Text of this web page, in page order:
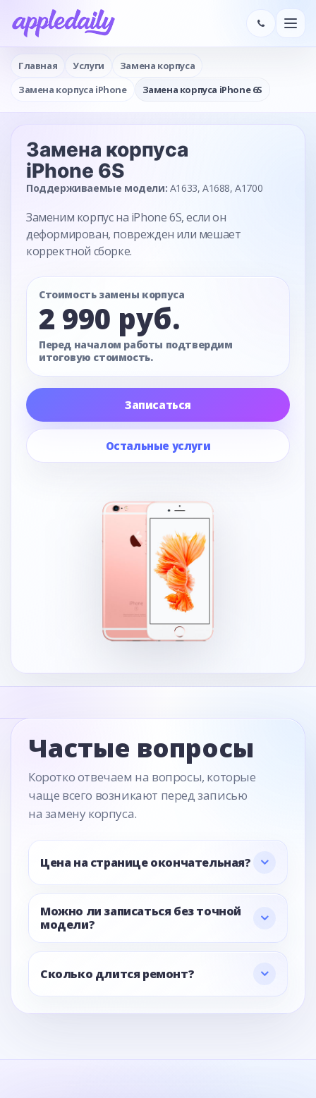
Главная Услуги
Замена корпуса
Замена корпуса iPhone
Замена корпуса iPhone 6S
Замена корпуса
iPhone 6S
Поддерживаемые модели: A1633, A1688, A1700
Заменим корпус на iPhone 6S, если он
деформирован, поврежден или мешает
корректной сборке.
Стоимость замены корпуса
2 990 руб.
Перед началом работы подтвердим
итоговую стоимость.
Записаться
Остальные услуги
Частые вопросы
Коротко отвечаем на вопросы, которые
чаще всего возникают перед записью
на замену корпуса.
Цена на странице окончательная?
Можно ли записаться без точной
модели?
Сколько длится ремонт?